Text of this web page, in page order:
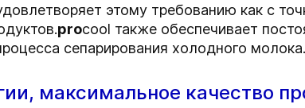
этому требованию как с
procool также обеспечивает
сепарирования холодного молока.
максимальное качество